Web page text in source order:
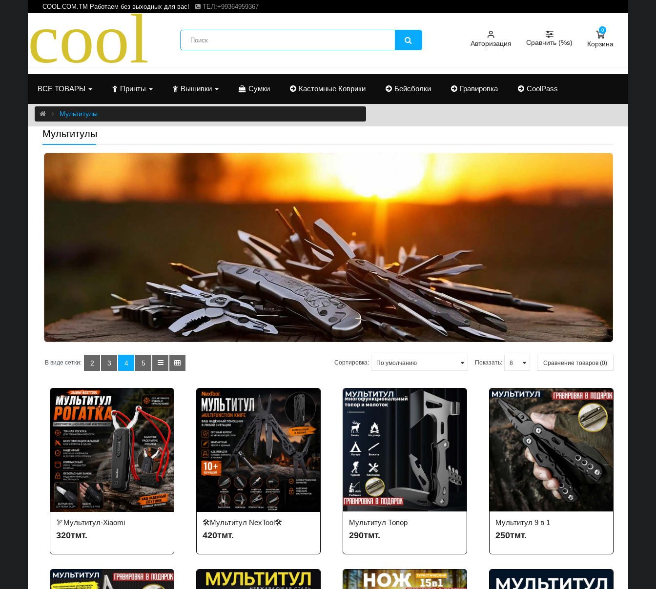
cool
COOL.COM.TM Работаем без выходных для вас! ТЕЛ:+99364959367
Авторизация Сравнить (%s) Корзина
0
ВСЕ ТОВАРЫ Принты Вышивки Сумки Кастомные Коврики Бейсболки Гравировка CoolPass
Мультитулы
Мультитулы
В виде сетки: 2 3 4 5 Сортировка: Показать: Сравнение товаров (0)
🏹Мультитул-Xiaomi
320тмт.
🛠️Мультитул NexTool🛠️
420тмт.
Мультитул Топор
290тмт.
Мультитул 9 в 1
250тмт.